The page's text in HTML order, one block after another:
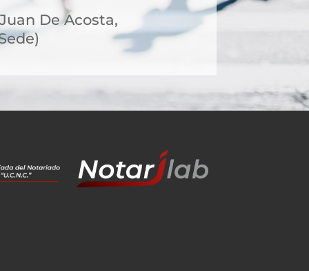
De Acosta,